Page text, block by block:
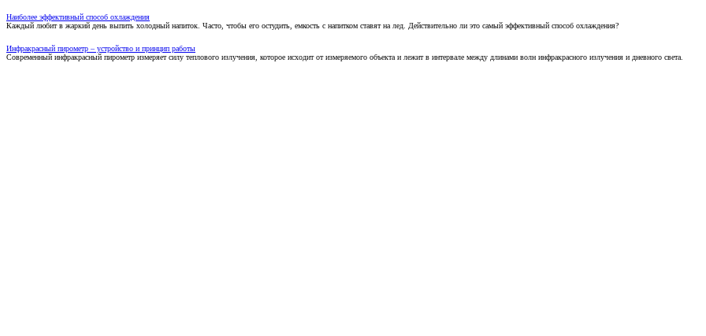
Наиболее эффективный способ охлаждения
Каждый любит в жаркий день выпить холодный напиток. Часто, чтобы его остудить, емкость с напитком ставят на лед. Действительно ли это самый эффективный способ охлаждения?
Инфракрасный пирометр – устройство и принцип работы
Современный инфракрасный пирометр измеряет силу теплового излучения, которое исходит от измеряемого объекта и лежит в интервале между длинами волн инфракрасного излучения и дневного света.